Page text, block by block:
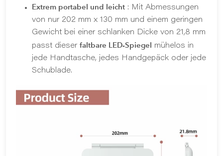
Extrem portabel und leicht : Mit Abmessungen
von nur 202 mm x 130 mm und einem geringen
Gewicht bei einer schlanken Dicke von 21,8 mm
passt dieser faltbare LED-Spiegel mühelos in
jede Handtasche, jedes Handgepäck oder jede
Schublade.